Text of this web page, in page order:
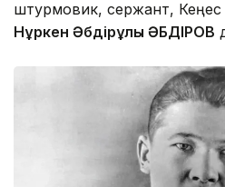
штурмовик, сержант,
Нұркен Әбдірұлы ӘБДІРОВ